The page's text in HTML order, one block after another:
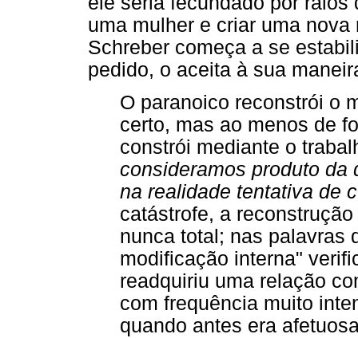
uma mulher e criar uma
Schreber começa a se
pedido, o aceita à sua
O paranoico reconstrói o
certo, mas ao menos de
constrói mediante o
consideramos produto da
na realidade tentativa de
catástrofe, a
nunca total; nas palavras
modificação interna"
readquiriu uma relação
com frequência muito
quando antes era